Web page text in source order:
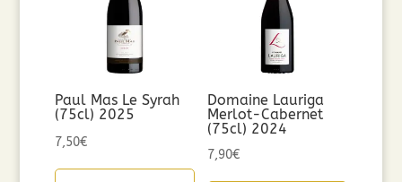
Paul Mas Le Syrah
(75cl) 2025
7,50€
Domaine Lauriga
Merlot-Cabernet
(75cl) 2024
7,90€